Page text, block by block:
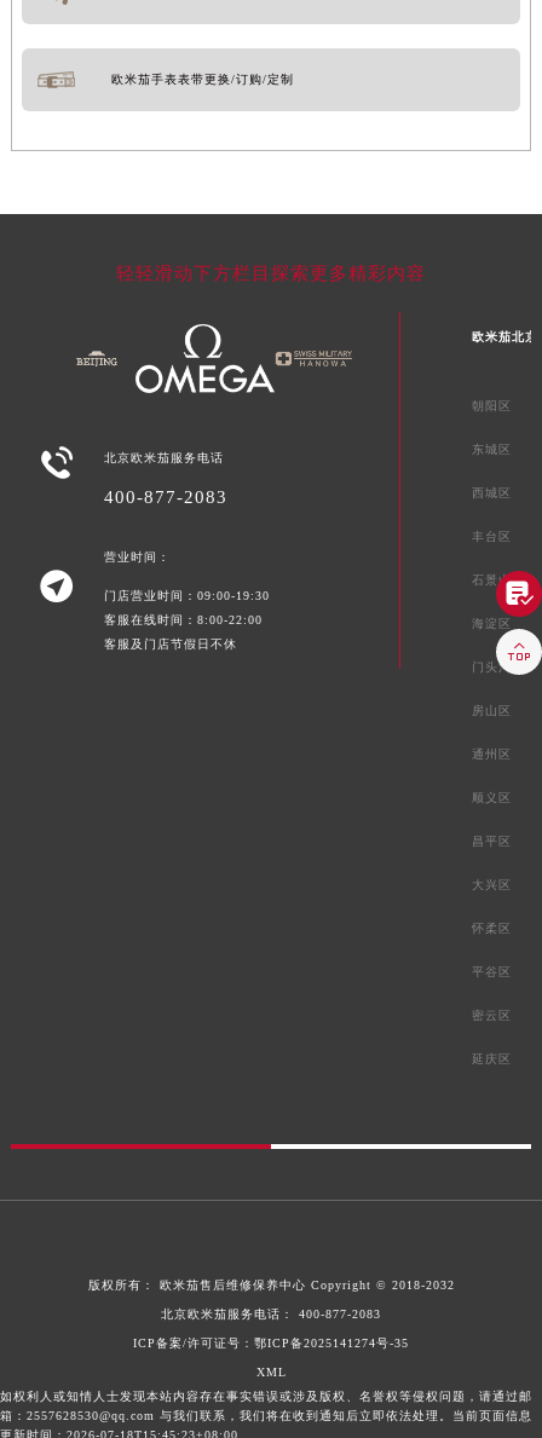
欧米茄手表表带更换/订购/定制
轻轻滑动下方栏目探索更多精彩内容
 北京欧米茄服务电话
400-877-2083

营业时间：
门店营业时间：09:00-19:30
客服在线时间：8:00-22:00
客服及门店节假日不休
欧米茄北京
朝阳区
东城区
西城区
丰台区
石景山区
海淀区
门头沟区
房山区
通州区
顺义区
昌平区
大兴区
怀柔区
平谷区
密云区
延庆区
版权所有： 欧米茄售后维修保养中心 Copyright © 2018-2032
北京欧米茄服务电话： 400-877-2083
ICP备案/许可证号：鄂ICP备2025141274号-35
XML
如权利人或知情人士发现本站内容存在事实错误或涉及版权、名誉权等侵权问题，请通过邮
箱：2557628530@qq.com 与我们联系，我们将在收到通知后立即依法处理。当前页面信息
更新时间：2026-07-18T15:45:23+08:00

